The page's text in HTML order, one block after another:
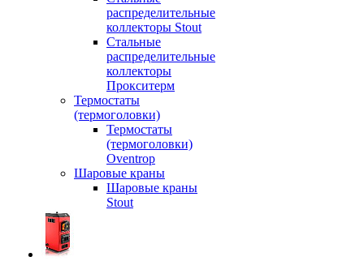
распределительные
коллекторы Stout
Стальные
распределительные
коллекторы
Прокситерм
Термостаты
(термоголовки)
Термостаты
(термоголовки)
Oventrop
Шаровые краны
Шаровые краны
Stout